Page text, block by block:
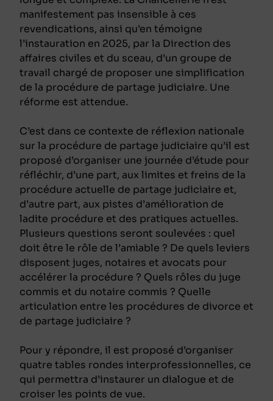
manifestement pas insensible à ces
revendications, ainsi qu’en témoigne
l’instauration en 2025, par la Direction des
affaires civiles et du sceau, d’un groupe de
travail chargé de proposer une simplification
de la procédure de partage judiciaire. Une
réforme est attendue.
C’est dans ce contexte de réflexion nationale
sur la procédure de partage judiciaire qu’il est
proposé d’organiser une journée d’étude pour
réfléchir, d’une part, aux limites et freins de la
procédure actuelle de partage judiciaire et,
d’autre part, aux pistes d’amélioration de
ladite procédure et des pratiques actuelles.
Plusieurs questions seront soulevées : quel
doit être le rôle de l’amiable ? De quels leviers
disposent juges, notaires et avocats pour
accélérer la procédure ? Quels rôles du juge
commis et du notaire commis ? Quelle
articulation entre les procédures de divorce et
de partage judiciaire ?
Pour y répondre, il est proposé d’organiser
quatre tables rondes interprofessionnelles, ce
qui permettra d’instaurer un dialogue et de
croiser les points de vue.